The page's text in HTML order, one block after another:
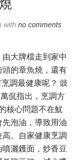
with no comments
大牌檔走到家中
的章魚燒，還有
調最健康呢？ 豉
侃指出，烹調方
核心問題不在魷
泡油，導致用油
。自家健康烹調
灑鑊面，炒香豆